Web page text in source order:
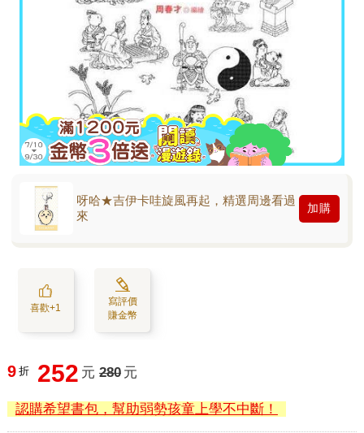
呀哈★吉伊卡哇旋風再起，精選周邊看過
來
加購
喜歡+1
寫評價
賺金幣
9 折 252 元 280 元
認購希望書包，幫助弱勢孩童上學不中斷！